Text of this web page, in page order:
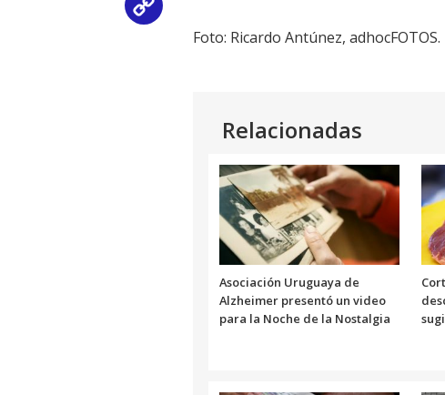
LinkFoto: Ricardo Antúnez, adhocFOTOS.
Relacionadas
Asociación Uruguaya de
Alzheimer presentó un video
para la Noche de la Nostalgia